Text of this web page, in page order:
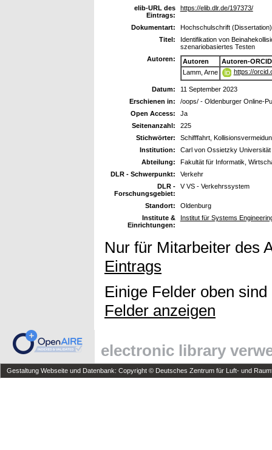
elib-URL des
Eintrags:
https://elib.dlr.de/197373/
Dokumentart:
Hochschulschrift (Dissertation)
Titel:
Identifikation von
szenariobasiertes Testen
Autoren:
Autoren
Autoren-
Lamm, Arne
https://
Datum:
11 September 2023
Erschienen in:
/oops/ - Oldenburger Online-
Open Access:
Ja
Seitenanzahl:
225
Stichwörter:
Schifffahrt,
Institution:
Carl von Ossietzky Universität
Abteilung:
Fakultät für Informatik,
DLR - Schwerpunkt:
Verkehr
DLR -
Forschungsgebiet:
V VS - Verkehrssystem
Standort:
Oldenburg
Institute &
Einrichtungen:
Institut für Systems
Nur für Mitarbeiter des
Eintrags
Einige Felder oben
Felder anzeigen
electronic library
Gestaltung Webseite und Datenbank: Copyright © Deutsches Zentrum für Luft- und